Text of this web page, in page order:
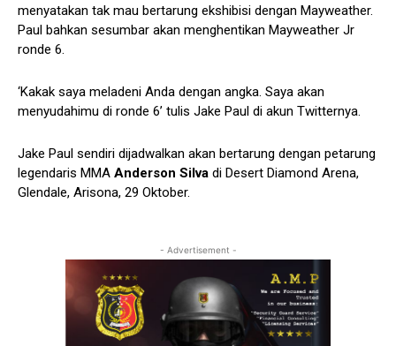
menyatakan tak mau bertarung ekshibisi dengan Mayweather.
Paul bahkan sesumbar akan menghentikan Mayweather Jr
ronde 6.
‘Kakak saya meladeni Anda dengan angka. Saya akan
menyudahimu di ronde 6’ tulis Jake Paul di akun Twitternya.
Jake Paul sendiri dijadwalkan akan bertarung dengan petarung
legendaris MMA Anderson Silva di Desert Diamond Arena,
Glendale, Arisona, 29 Oktober.
- Advertisement -